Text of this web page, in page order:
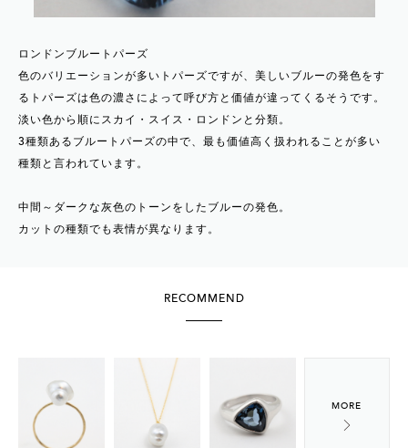
ロンドンブルートパーズ
色のバリエーションが多いトパーズですが、美しいブルーの発色をす
るトパーズは色の濃さによって呼び方と価値が違ってくるそうです。
淡い色から順にスカイ・スイス・ロンドンと分類。
3種類あるブルートパーズの中で、最も価値高く扱われることが多い
種類と言われています。
中間～ダークな灰色のトーンをしたブルーの発色。
カットの種類でも表情が異なります。
RECOMMEND